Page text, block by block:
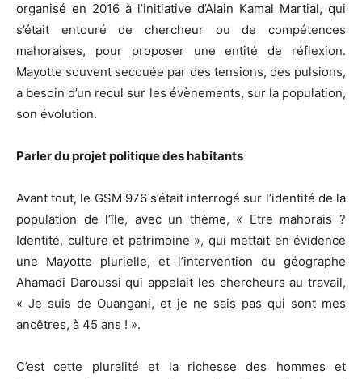
organisé en 2016 à l’initiative d’Alain Kamal Martial, qui
s’était entouré de chercheur ou de compétences
mahoraises, pour proposer une entité de réflexion.
Mayotte souvent secouée par des tensions, des pulsions,
a besoin d’un recul sur les évènements, sur la population,
son évolution.
Parler du projet politique des habitants
Avant tout, le GSM 976 s’était interrogé sur l’identité de la
population de l’île, avec un thème, « Etre mahorais ?
Identité, culture et patrimoine », qui mettait en évidence
une Mayotte plurielle, et l’intervention du géographe
Ahamadi Daroussi qui appelait les chercheurs au travail,
« Je suis de Ouangani, et je ne sais pas qui sont mes
ancêtres, à 45 ans ! ».
C’est cette pluralité et la richesse des hommes et